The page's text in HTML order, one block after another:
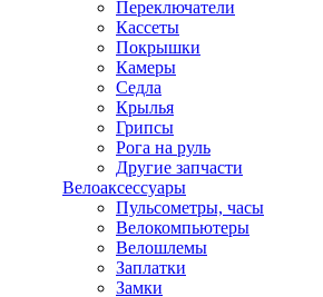
Переключатели
Кассеты
Покрышки
Камеры
Седла
Крылья
Грипсы
Рога на руль
Другие запчасти
Велоаксессуары
Пульсометры, часы
Велокомпьютеры
Велошлемы
Заплатки
Замки